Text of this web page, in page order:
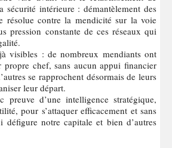
sécurité intérieure : démantèlement des
résolue contre la mendicité sur la voie
pression constante de ces réseaux qui
visibles : de nombreux mendiants ont
chef, sans aucun appui financier
se rapprochent désormais de leurs
leur départ.
d’une intelligence stratégique,
pour s’attaquer efficacement et sans
défigure notre capitale et bien d’autres